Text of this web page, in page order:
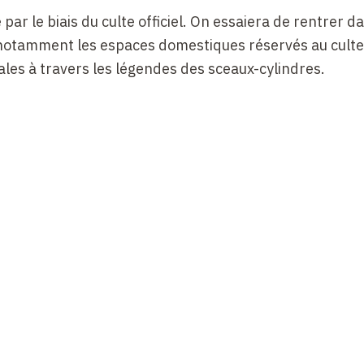
le biais du culte officiel. On essaiera de rentrer
les espaces domestiques réservés au culte
à travers les légendes des sceaux-cylindres.